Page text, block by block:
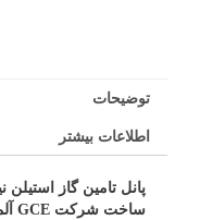
توضیحات
اطلاعات بیشتر
ساخت شرکت GCE آلمان